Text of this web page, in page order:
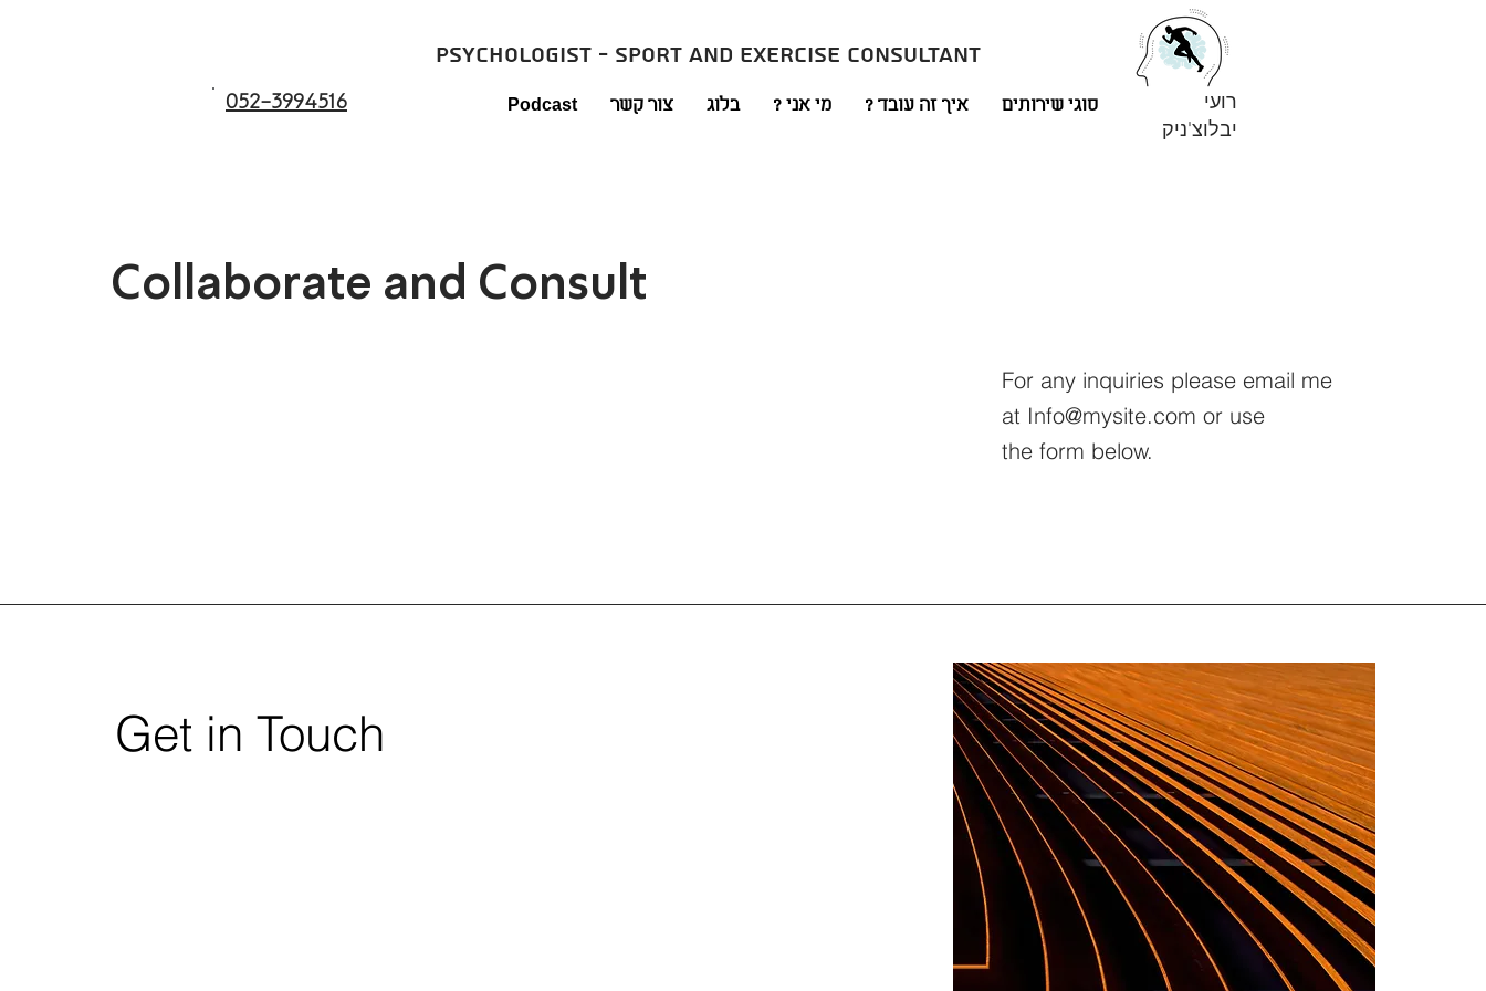
052-3994516
psychologist - sport and exercise consultant
סוגי שירותים איך זה עובד ? מי אני ? בלוג צור קשר Podcast
רועי
יבלוצ'ניק
Collaborate and Consult
For any inquiries please email me
at Info@mysite.com or use
the form below.
Get in Touch